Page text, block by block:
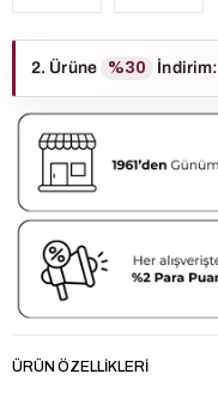
2. Ürüne %30 İndirim:
ÜRÜN ÖZELLIKLERI